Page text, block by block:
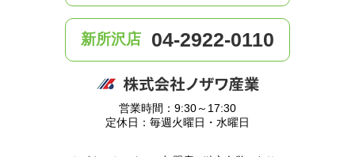
新所沢店 04-2922-0110
営業時間：9:30～17:30
定休日：毎週火曜日・水曜日